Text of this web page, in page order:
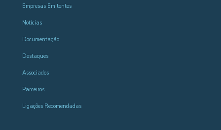
Empresas Emitentes
Notícias
Documentação
Destaques
Associados
Parceiros
Ligações Recomendadas